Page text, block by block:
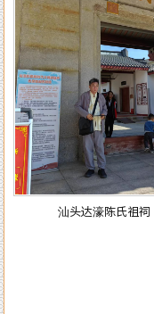
汕头达濠陈氏祖祠